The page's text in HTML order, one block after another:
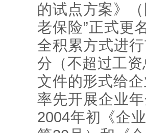
的试点方案》
老保险”正式更
全积累方式进
分（不超过工
文件的形式给
率先开展企业
2004年初《企